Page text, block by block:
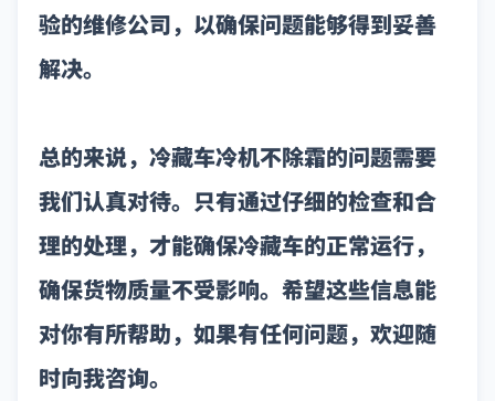
验的维修公司，以确保问题能够得到妥善
解决。
总的来说，冷藏车冷机不除霜的问题需要
我们认真对待。只有通过仔细的检查和合
理的处理，才能确保冷藏车的正常运行，
确保货物质量不受影响。希望这些信息能
对你有所帮助，如果有任何问题，欢迎随
时向我咨询。